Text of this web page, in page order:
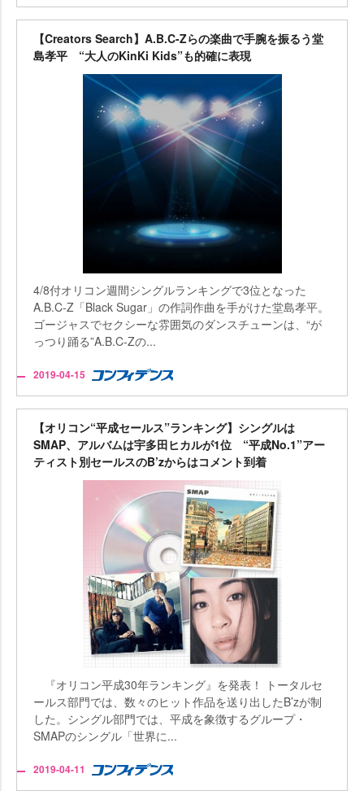
【Creators Search】A.B.C-Zらの楽曲で手腕を振るう堂
島孝平 “大人のKinKi Kids”も的確に表現
4/8付オリコン週間シングルランキングで3位となった
A.B.C-Z「Black Sugar」の作詞作曲を手がけた堂島孝平。
ゴージャスでセクシーな雰囲気のダンスチューンは、“が
っつり踊る”A.B.C-Zの...
2019-04-15
【オリコン“平成セールス”ランキング】シングルは
SMAP、アルバムは宇多田ヒカルが1位 “平成No.1”アー
ティスト別セールスのB’zからはコメント到着
『オリコン平成30年ランキング』を発表！ トータルセ
ールス部門では、数々のヒット作品を送り出したB’zが制
した。シングル部門では、平成を象徴するグループ・
SMAPのシングル「世界に...
2019-04-11